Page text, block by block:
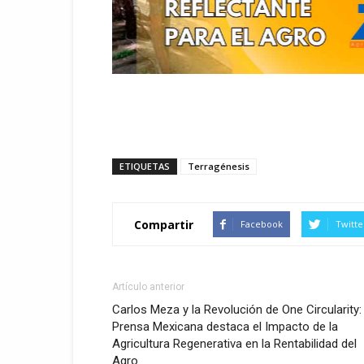
ETIQUETAS Terragénesis
Compartir Facebook
Artículo anterior
Carlos Meza y la Revolución de One Circularity:
Prensa Mexicana destaca el Impacto de la
Agricultura Regenerativa en la Rentabilidad del
Agro